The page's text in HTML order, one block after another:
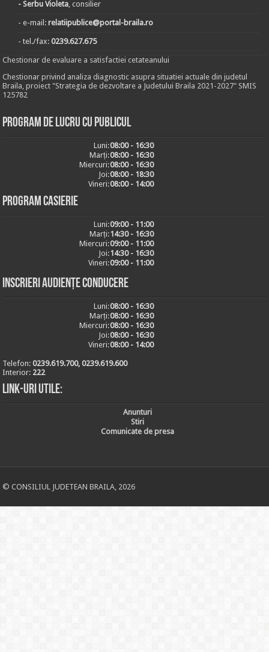
- Serbu Violeta, consilier
- e-mail:relatiipublice@portal-braila.ro
- tel./fax:0239.627.675
Chestionar de evaluare a satisfactiei cetateanului
Chestionar privind analiza diagnostic asupra situatiei actuale din judetul
Braila, proiect "Strategia de dezvoltare a Judetului Braila 2021-2027" SMIS
125782
Program de lucru cu publicul
Luni:08:00 - 16:30
Marți:08:00 - 16:30
Miercuri:08:00 - 16:30
Joi:08:00 - 18:30
Vineri:08:00 - 14:00
Program casierie
Luni:09:00 - 11:00
Marți:14:30 - 16:30
Miercuri:09:00 - 11:00
Joi:14:30 - 16:30
Vineri:09:00 - 11:00
Inscrieri audiențe conducere
Luni:08:00 - 16:30
Marți:08:00 - 16:30
Miercuri:08:00 - 16:30
Joi:08:00 - 16:30
Vineri:08:00 - 14:00
Telefon:0239.619.700, 0239.619.600
Interior: 222
Link-uri utile:
Anunturi
Stiri
Comunicate de presa
© CONSILIUL JUDETEAN BRAILA, 2026